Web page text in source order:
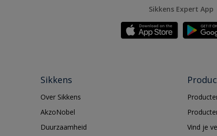
Sikkens Expert App
Sikkens
Over Sikkens
AkzoNobel
Duurzaamheid
Vind je